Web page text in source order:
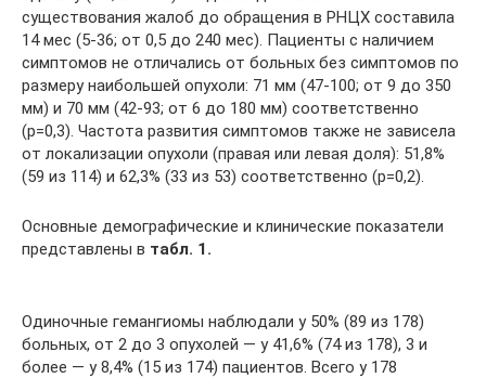
существования жалоб до обращения в РНЦХ составила
14 мес (5-36; от 0,5 до 240 мес). Пациенты с наличием
симптомов не отличались от больных без симптомов по
размеру наибольшей опухоли: 71 мм (47-100; от 9 до 350
мм) и 70 мм (42-93; от 6 до 180 мм) соответственно
(p=0,3). Частота развития симптомов также не зависела
от локализации опухоли (правая или левая доля): 51,8%
(59 из 114) и 62,3% (33 из 53) соответственно (p=0,2).
Основные демографические и клинические показатели
представлены в табл. 1.
Одиночные гемангиомы наблюдали у 50% (89 из 178)
больных, от 2 до 3 опухолей — у 41,6% (74 из 178), 3 и
более — у 8,4% (15 из 174) пациентов. Всего у 178